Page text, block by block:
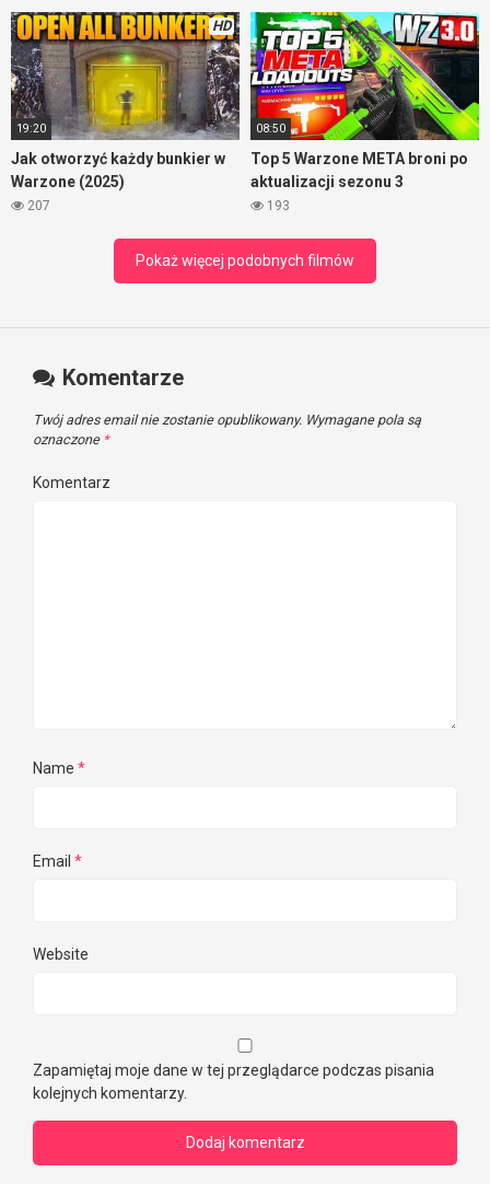
HD
19:20
Jak otworzyć każdy bunkier w
Warzone (2025)
207
08:50
Top 5 Warzone META broni po
aktualizacji sezonu 3
193
Pokaż więcej podobnych filmów
Komentarze
Twój adres email nie zostanie opublikowany. Wymagane pola są
oznaczone *
Komentarz
Name *
Email *
Website
Zapamiętaj moje dane w tej przeglądarce podczas pisania
kolejnych komentarzy.